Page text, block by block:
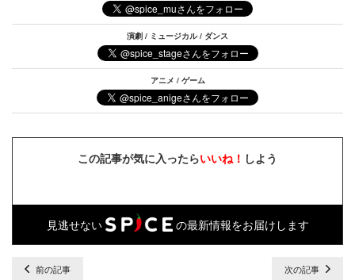
演劇 / ミュージカル / ダンス
アニメ / ゲーム
この記事が気に入ったらいいね！ しよう
見逃せない の最新情報をお届けします
前の記事 次の記事